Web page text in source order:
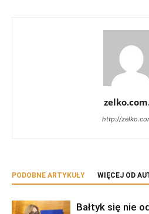
http://
PODOBNE ARTYKUŁY WIĘCEJ OD
Bałtyk się nie